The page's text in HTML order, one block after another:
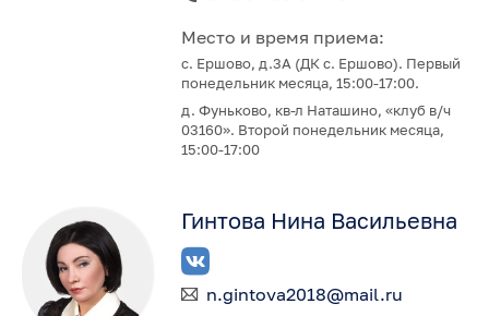
Место и время приема:
с. Ершово, д.3А (ДК с. Ершово). Первый
понедельник месяца, 15:00-17:00.
д. Фуньково, кв-л Наташино, «клуб в/ч
03160». Второй понедельник месяца,
15:00-17:00
Гинтова Нина Васильевна
n.gintova2018@mail.ru